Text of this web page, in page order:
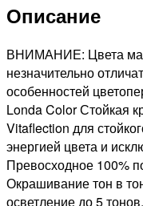
КРЕМ-
ДЛЯ
ВОЛОС
ОЧЕНЬ
СВЕТЛЫЙ
БЛОНД
КОРИЧНЕВЫЙ
САНДРЭ,
60мл
Описание
ВНИМАНИЕ: Цвета
незначительно
особенностей
Londa Color Стойкая
Vitaflection для
энергией цвета и
Превосходное 100%
Окрашивание тон в
осветление до 5 тонов.